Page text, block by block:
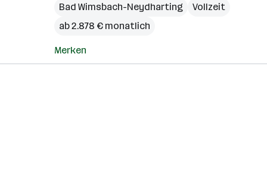
Bad Wimsbach-Neydharting
Vollzeit
ab 2.878 € monatlich
Merken